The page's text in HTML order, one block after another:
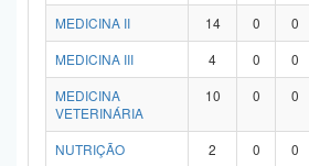
MEDICINA II
14 0 0
MEDICINA III
4 0 0
MEDICINA
VETERINÁRIA
10 0 0
NUTRIÇÃO 2 0 0